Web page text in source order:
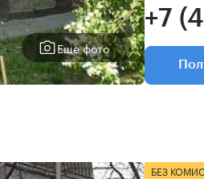
Еще фото
+7
БЕЗ